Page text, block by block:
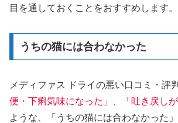
目を通しておくことをおすすめします。
うちの猫には合わなかった
メディファス ドライの悪い口コミ・評
便・下痢気味になった」、「吐き戻しが
ような、「うちの猫には合わなかった